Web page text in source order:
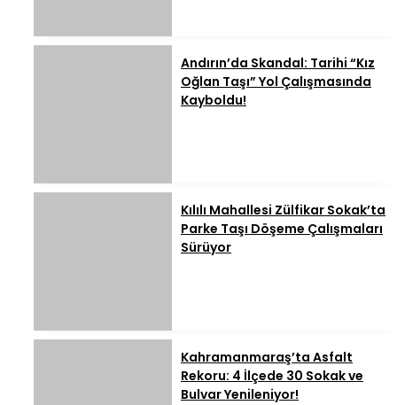
Andırın’da Skandal: Tarihi “Kız
Oğlan Taşı” Yol Çalışmasında
Kayboldu!
Kılılı Mahallesi Zülfikar Sokak’ta
Parke Taşı Döşeme Çalışmaları
Sürüyor
Kahramanmaraş’ta Asfalt
Rekoru: 4 İlçede 30 Sokak ve
Bulvar Yenileniyor!